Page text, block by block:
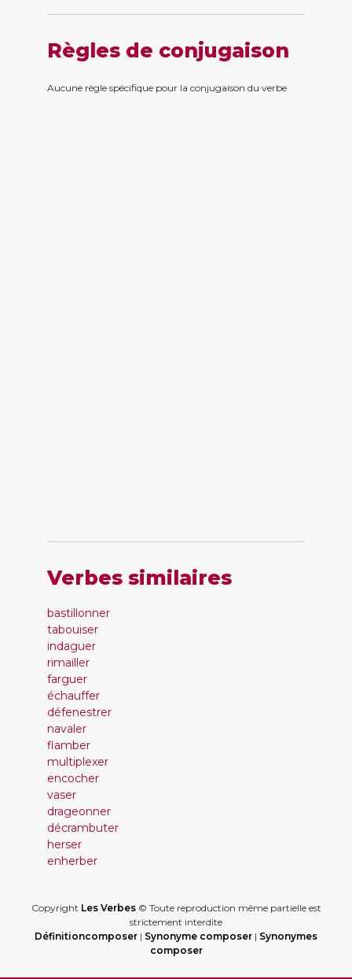
Règles de conjugaison
Aucune règle spécifique pour la conjugaison du verbe
Verbes similaires
bastillonner
tabouiser
indaguer
rimailler
farguer
échauffer
défenestrer
navaler
flamber
multiplexer
encocher
vaser
drageonner
décrambuter
herser
enherber
Copyright Les Verbes© Toute reproduction même partielle est
strictement interdite
Définitioncomposer | Synonyme composer | Synonymes
composer